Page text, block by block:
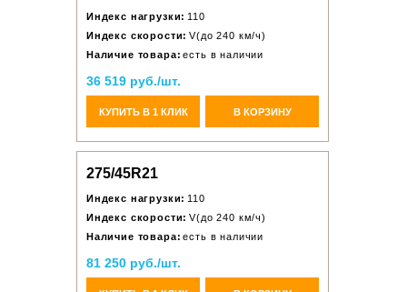
Индекс нагрузки: 110
Индекс скорости: V(до 240 км/ч)
Наличие товара: есть в наличии
36 519 руб./шт.
КУПИТЬ В 1 КЛИК В КОРЗИНУ
275/45R21
Индекс нагрузки: 110
Индекс скорости: V(до 240 км/ч)
Наличие товара: есть в наличии
81 250 руб./шт.